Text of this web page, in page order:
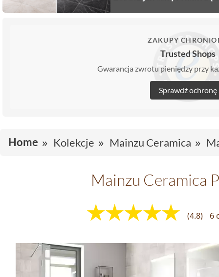
ZAKUPY
Trusted Shops
Gwarancja zwrotu pieniędzy przy
Sprawdź ochronę
Home Kolekcje Mainzu Ceramica
Mainzu Ceramica
(4.8) 6